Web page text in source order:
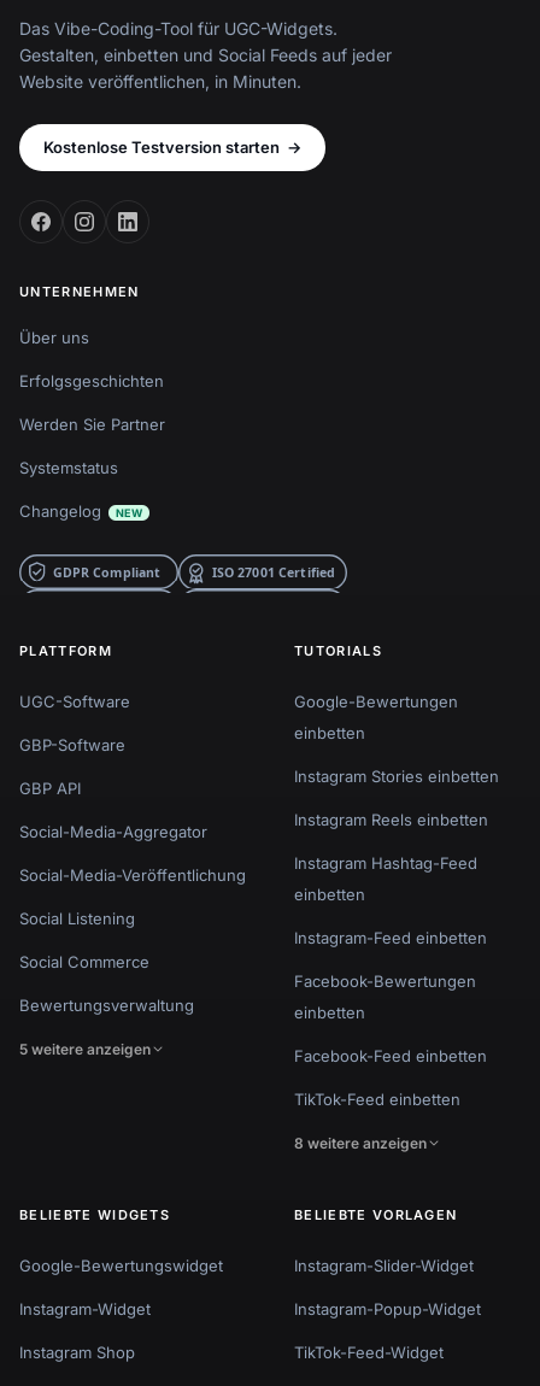
Das Vibe-Coding-Tool für UGC-Widgets.
Gestalten, einbetten und Social Feeds auf jeder
Website veröffentlichen, in Minuten.
Kostenlose Testversion starten →
UNTERNEHMEN
Über uns
Erfolgsgeschichten
Werden Sie Partner
Systemstatus
Changelog NEW
PLATTFORM
UGC-Software
GBP-Software
GBP API
Social-Media-Aggregator
Social-Media-Veröffentlichung
Social Listening
Social Commerce
Bewertungsverwaltung
5 weitere anzeigen
TUTORIALS
Google-Bewertungen
einbetten
Instagram Stories einbetten
Instagram Reels einbetten
Instagram Hashtag-Feed
einbetten
Instagram-Feed einbetten
Facebook-Bewertungen
einbetten
Facebook-Feed einbetten
TikTok-Feed einbetten
8 weitere anzeigen
BELIEBTE WIDGETS
Google-Bewertungswidget
Instagram-Widget
Instagram Shop
BELIEBTE VORLAGEN
Instagram-Slider-Widget
Instagram-Popup-Widget
TikTok-Feed-Widget